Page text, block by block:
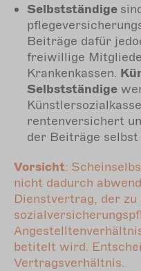
Selbstständige
Beiträge dafür
freiwillige
Krankenkassen.
Selbstständige
rentenversichert
der Beiträge selbst
Vorsicht:
nicht dadurch
Dienstvertrag, der zu
betitelt wird.
Vertragsverhältnis.